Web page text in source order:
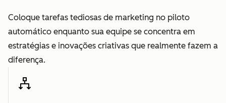
Coloque tarefas tediosas de marketing no piloto
automático enquanto sua equipe se concentra em
estratégias e inovações criativas que realmente fazem a
diferença.